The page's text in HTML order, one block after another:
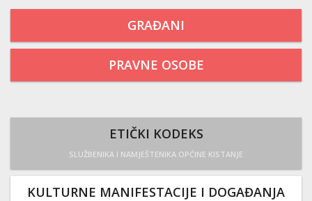
GRAĐANI
PRAVNE OSOBE
ETIČKI KODEKS
SLUŽBENIKA I NAMJEŠTENIKA OPĆINE KISTANJE
KULTURNE MANIFESTACIJE I DOGAĐANJA